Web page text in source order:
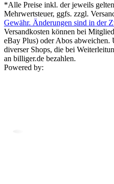
*Alle Preise inkl. der jeweils
Mehrwertsteuer, ggfs. zzgl.
Gewähr. Änderungen sind in der
Versandkosten können bei
eBay Plus) oder Abos abweichen.
diverser Shops, die bei
an billiger.de bezahlen.
Powered by: